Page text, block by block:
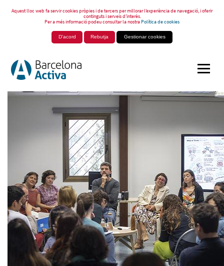
Aquest lloc web fa servir cookies pròpies i de tercers per millorar l’experiència de navegació, i oferir
continguts i serveis d’interès.
Per a més informació podeu consultar la nostraPolítica de cookies
D'acord Rebutja Gestionar cookies